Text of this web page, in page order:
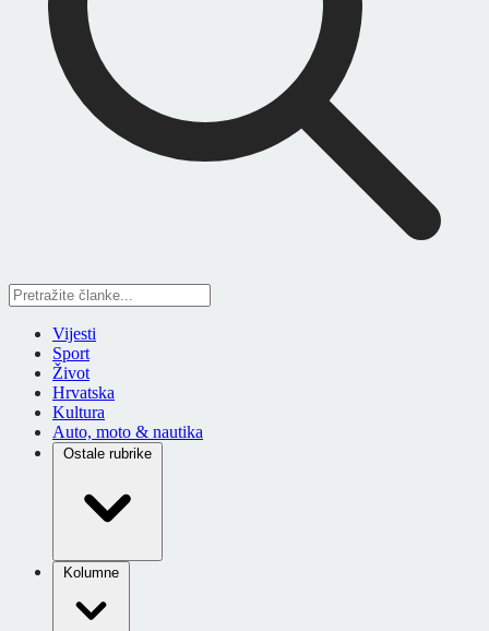
Vijesti
Sport
Život
Hrvatska
Kultura
Auto, moto & nautika
Ostale rubrike
Kolumne